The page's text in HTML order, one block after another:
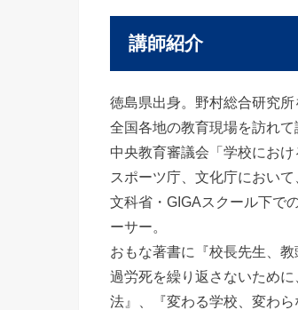
講師紹介
徳島県出身。野村総合研究所
全国各地の教育現場を訪れ
中央教育審議会「学校にお
スポーツ庁、文化庁におい
文科省・GIGAスクール下で
ーサー。
おもな著書に『校長先生、
過労死を繰り返さないため
法』、『変わる学校、変わら